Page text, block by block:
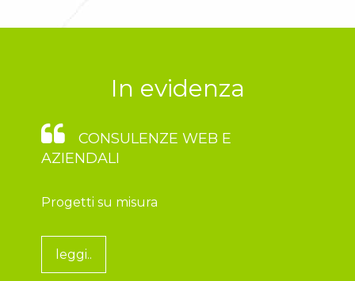
In evidenza
CONSULENZE WEB E
AZIENDALI
Progetti su misura
leggi..